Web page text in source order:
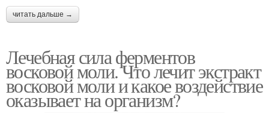
читать дальше →
Лечебная сила ферментов
восковой моли. Что лечит экстракт
восковой моли и какое воздействие
оказывает на организм?